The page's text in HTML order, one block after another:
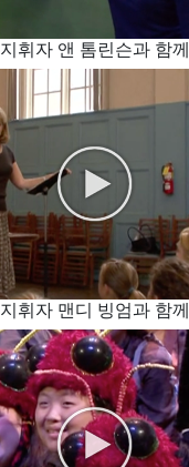
지휘자 앤 톰린슨과 함께
지휘자 맨디 빙엄과 함께